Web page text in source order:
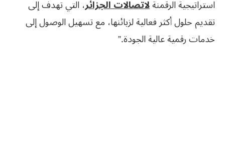
استراتيجية الرقمنةلاتصالات الجزائر، التي تهدف إلى
تقديم حلول أكثر فعالية لزبائنها، مع تسهيل الوصول إلى
خدمات رقمية عالية الجودة.”